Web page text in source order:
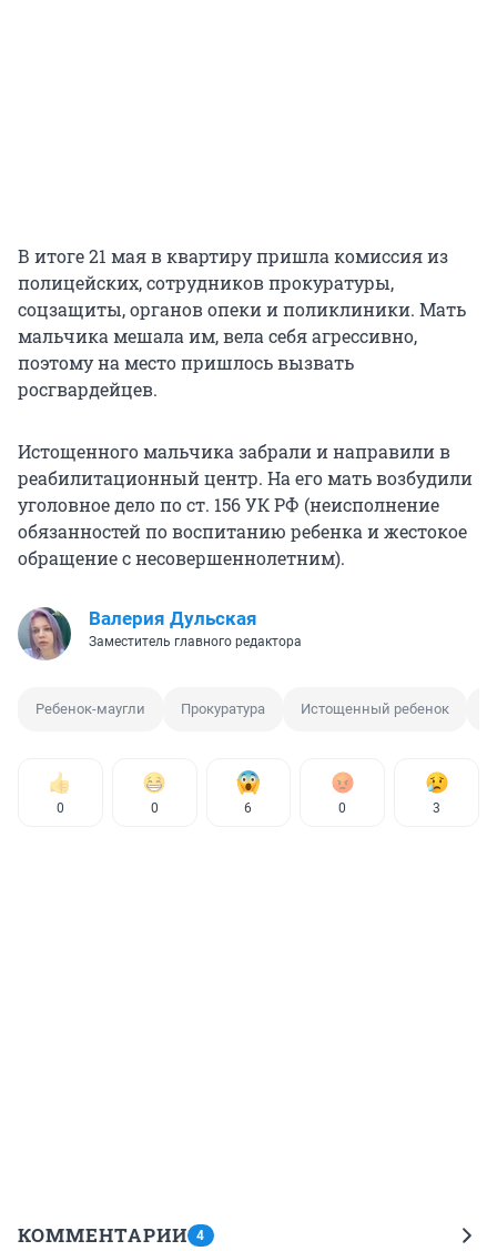
В итоге 21 мая в квартиру пришла комиссия из
полицейских, сотрудников прокуратуры,
соцзащиты, органов опеки и поликлиники. Мать
мальчика мешала им, вела себя агрессивно,
поэтому на место пришлось вызвать
росгвардейцев.
Истощенного мальчика забрали и направили в
реабилитационный центр. На его мать возбудили
уголовное дело пост. 156 УК РФ (неисполнение
обязанностей по воспитанию ребенка и жестокое
обращение с несовершеннолетним).
Валерия Дульская
Заместитель главного редактора
Ребенок-маугли Прокуратура Истощенный ребенок
0 0 6 0 3
КОММЕНТАРИИ 4